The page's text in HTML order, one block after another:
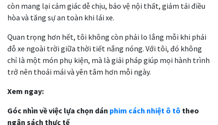
còn mang lại cảm giác dễ chịu, bảo vệ nội thất, giảm tải điều
hòa và tăng sự an toàn khi lái xe.
Quan trọng hơn hết, tôi không còn phải lo lắng mỗi khi phải
đỗ xe ngoài trời giữa thời tiết nắng nóng. Với tôi, đó không
chỉ là một món phụ kiện, mà là giải pháp giúp mọi hành trình
trở nên thoải mái và yên tâm hơn mỗi ngày.
Xem ngay:
Góc nhìn về việc lựa chọn dán phim cách nhiệt ô tô theo
ngân sách thực tế